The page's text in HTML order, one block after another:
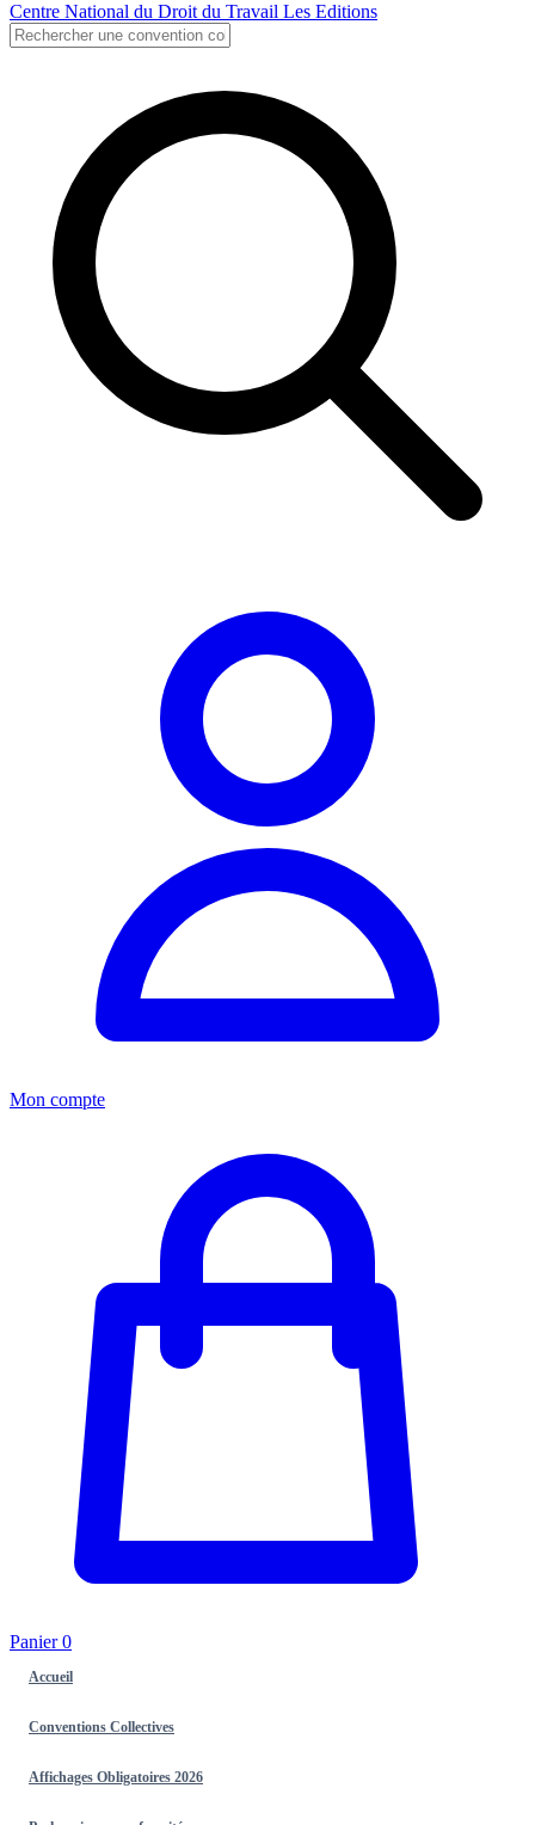
Centre National du Droit du Travail Les Editions
Mon compte
Panier0
Accueil
Conventions Collectives
Affichages Obligatoires 2026